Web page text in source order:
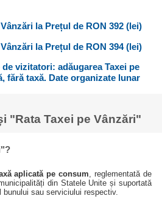
la Prețul de RON 392 (lei)
la Prețul de RON 394 (lei)
vizitatori: adăugarea Taxei pe
fără taxă. Date organizate lunar
"Rata Taxei pe Vânzări"
aplicată pe consum , reglementată de
din Statele Unite și suportată
sau serviciului respectiv.